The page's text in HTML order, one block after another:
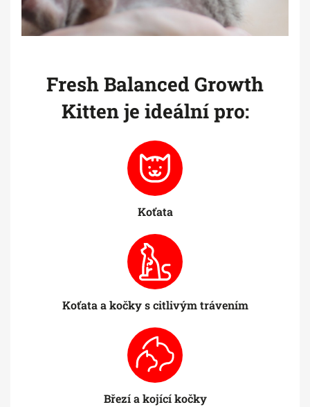
Fresh Balanced Growth
Kitten je ideální pro:
Koťata
Koťata a kočky s citlivým trávením
Březí a kojící kočky